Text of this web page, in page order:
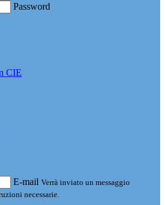
Password
CIE
E-mail Verrà inviato un messaggio
necessarie.